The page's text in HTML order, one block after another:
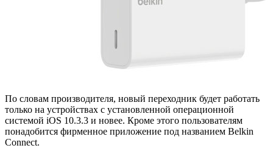
По словам производителя, новый переходник будет работать
только на устройствах с установленной операционной
системой iOS 10.3.3 и новее. Кроме этого пользователям
понадобится фирменное приложение под названием Belkin
Connect.